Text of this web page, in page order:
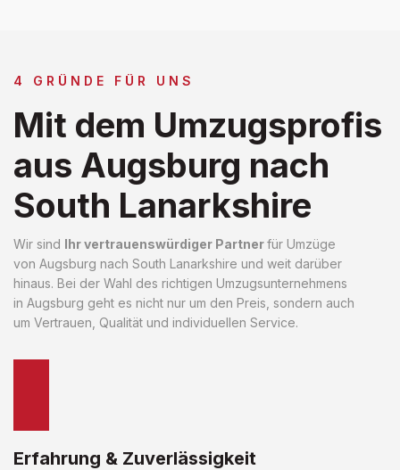
4 GRÜNDE FÜR UNS
Mit dem Umzugsprofis
aus Augsburg nach
South Lanarkshire
Wir sind Ihr vertrauenswürdiger Partnerfür Umzüge
von Augsburg nach South Lanarkshire und weit darüber
hinaus. Bei der Wahl des richtigen Umzugsunternehmens
in Augsburg geht es nicht nur um den Preis, sondern auch
um Vertrauen, Qualität und individuellen Service.
Erfahrung & Zuverlässigkeit